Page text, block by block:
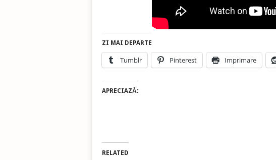
ZI MAI DEPARTE
Tumblr Pinterest Imprimare
APRECIAZĂ:
RELATED